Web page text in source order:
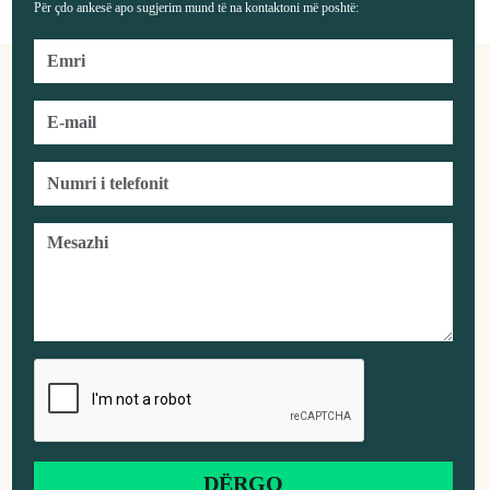
Për çdo ankesë apo sugjerim mund të na kontaktoni më poshtë: